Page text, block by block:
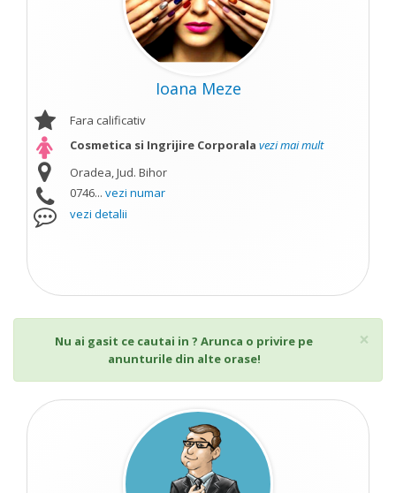
Ioana Meze
Fara calificativ
Cosmetica si Ingrijire Corporala vezi mai mult
Oradea, Jud. Bihor
0746... vezi numar
vezi detalii
×
Nu ai gasit ce cautai in ? Arunca o privire pe
anunturile din alte orase!